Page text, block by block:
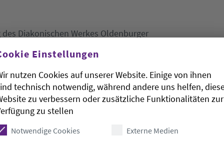
Diakonischen Werkes Oldenburger
die Landessparkasse zu Oldenburg im
diese Arbeit mit einem Betrag von
+ Gewinnen“ zu fördern.
auch in diesem Jahr unterstützen
verantwortungsvollen Arbeit beitragen
der Regionaldirektion Vechta bei
Reiners Homann vom Diakonischen Werk.
der Regionaldirektion Vechta,
Einstellungen
nutzen Cookies auf unserer Website. Einige von ihnen
technisch notwendig, während andere uns helfen,
zu verbessern oder zusätzliche Funktionalitäten zur
zu stellen
Notwendige Cookies Externe Medien